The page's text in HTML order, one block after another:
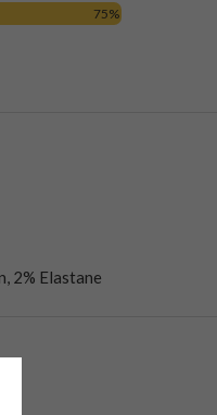
75%
2% Elastane